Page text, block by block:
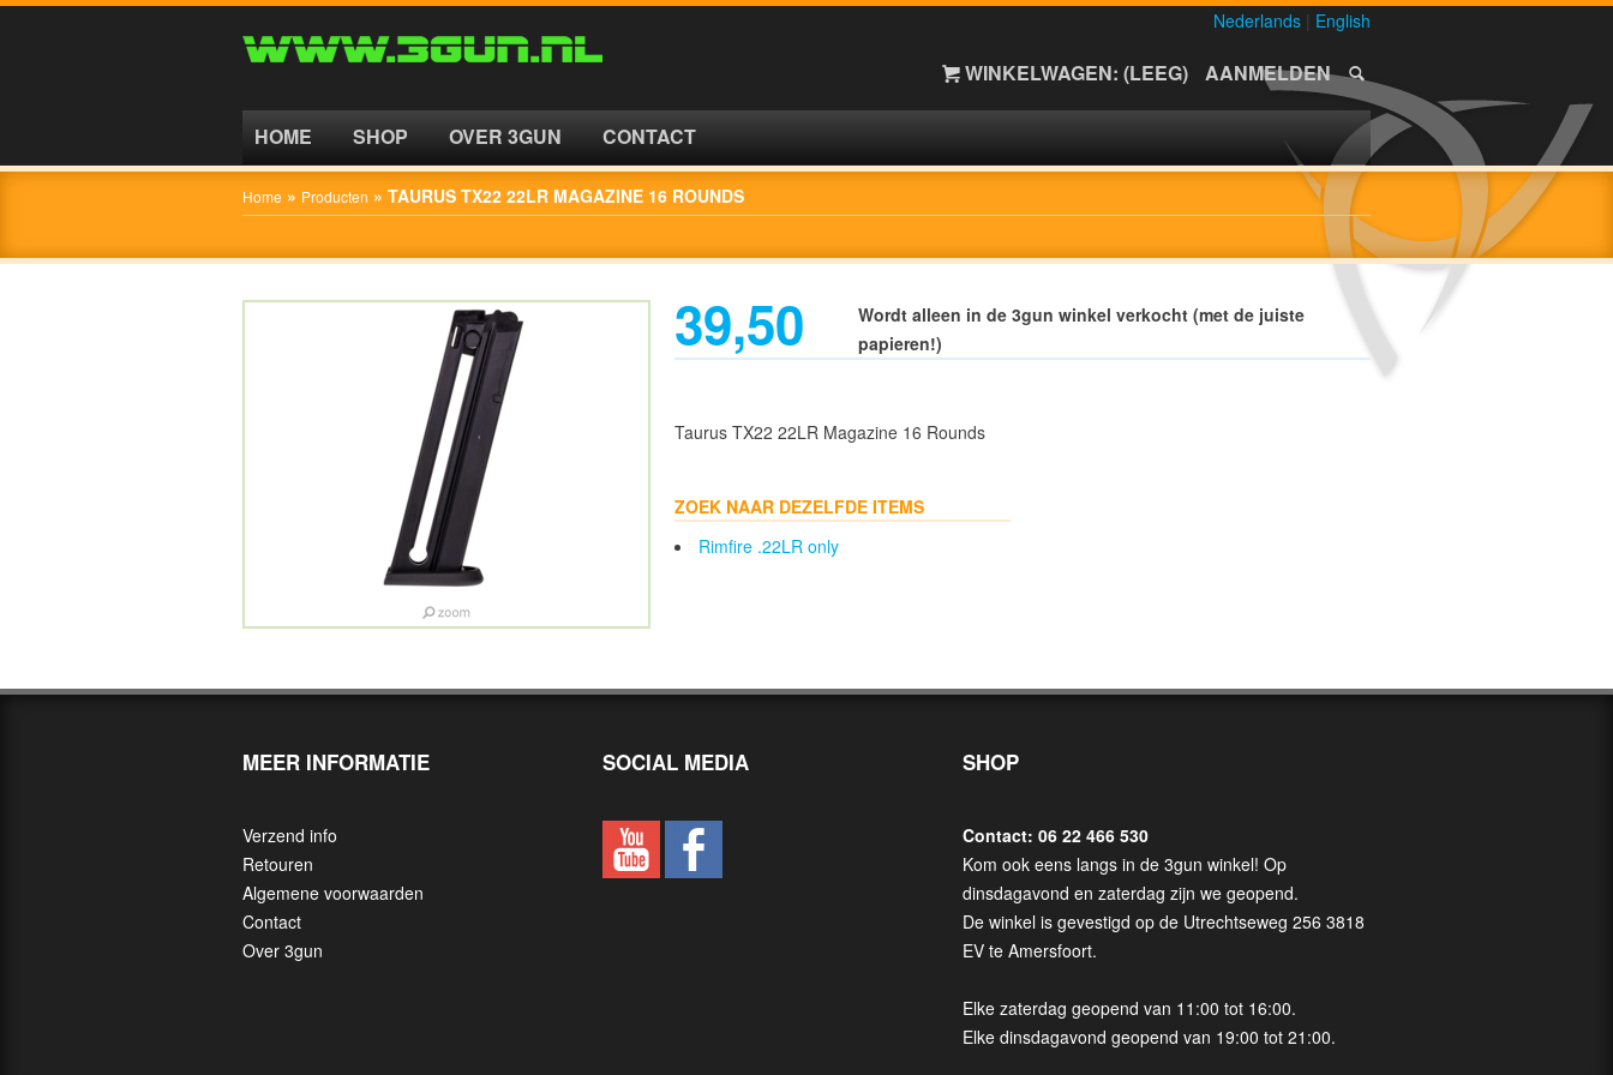
Nederlands English
WINKELWAGEN: (LEEG) AANMELDEN
HOME SHOP OVER 3GUN CONTACT
Home » Producten » TAURUS TX22 22LR MAGAZINE 16 ROUNDS
39,50
Wordt alleen in de 3gun winkel verkocht (met de juiste
papieren!)
Taurus TX22 22LR Magazine 16 Rounds
ZOEK NAAR DEZELFDE ITEMS
Rimfire .22LR only
MEER INFORMATIE
Verzend info
Retouren
Algemene voorwaarden
Contact
Over 3gun
SOCIAL MEDIA SHOP
Contact: 06 22 466 530
Kom ook eens langs in de 3gun winkel! Op
dinsdagavond en zaterdag zijn we geopend.
De winkel is gevestigd op de Utrechtseweg 256 3818
EV te Amersfoort.
Elke zaterdag geopend van 11:00 tot 16:00.
Elke dinsdagavond geopend van 19:00 tot 21:00.